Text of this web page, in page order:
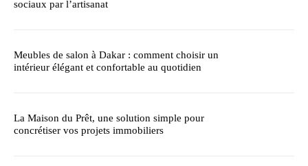
sociaux par l’artisanat
Meubles de salon à Dakar : comment choisir un
intérieur élégant et confortable au quotidien
La Maison du Prêt, une solution simple pour
concrétiser vos projets immobiliers